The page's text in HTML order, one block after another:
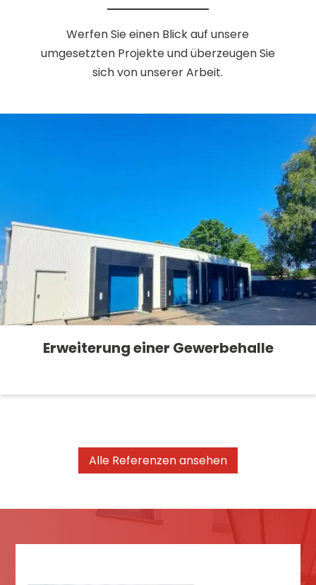
Werfen Sie einen Blick auf unsere
umgesetzten Projekte und überzeugen Sie
sich von unserer Arbeit.
Erweiterung einer Gewerbehalle
Alle Referenzen ansehen